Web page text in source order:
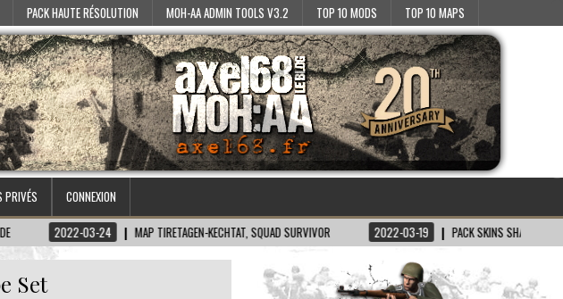
PACK HAUTE RÉSOLUTION MOH-AA ADMIN TOOLS V3.2 TOP 10 MODS TOP 10 MAPS
PRIVÉS
CONNEXION
2022-03-24 MAP TIRETAGEN-KECHTAT, SQUAD SURVIVOR 2022-03-19 PACK SKINS SH/BT POUR MOH:AA
Set